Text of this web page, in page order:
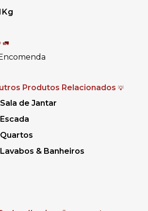
Kg
🚛
Produtos Relacionados 💡
de Jantar
& Banheiros